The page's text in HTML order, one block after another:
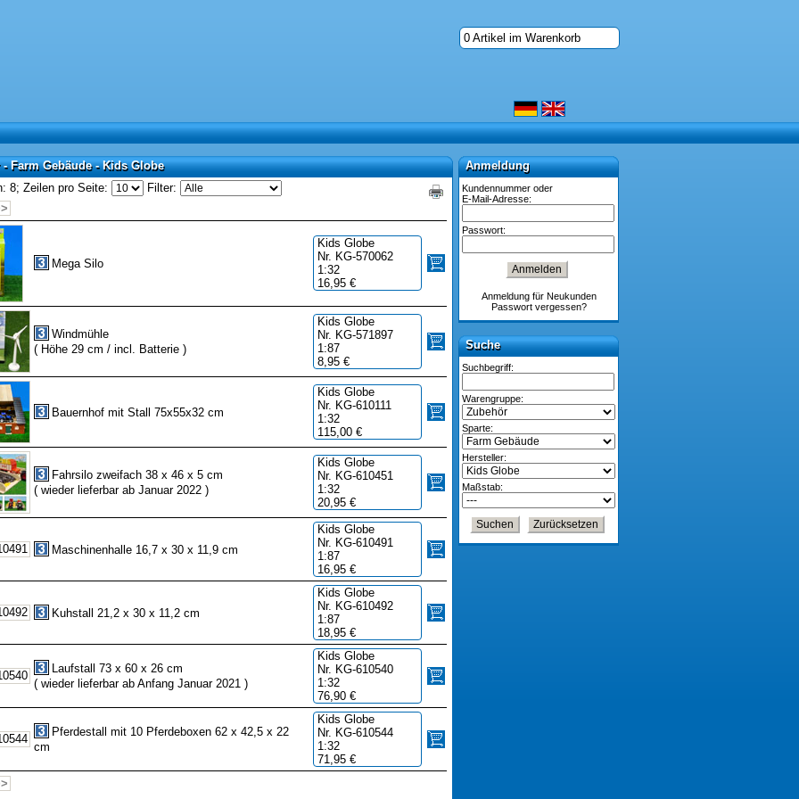
0 Artikel im Warenkorb
Anmeldung
Anmeldung
Kundennummer oder
E-Mail-Adresse:
Passwort:
Anmeldung für Neukunden
Passwort vergessen?
Suche
Suche
Suchbegriff:
Warengruppe:
Sparte:
Hersteller:
Maßstab:
- Farm Gebäude - Kids Globe
Farm Gebäude - Kids Globe
8; Zeilen pro Seite:
Filter:
Mega Silo
Kids Globe
Nr. KG-570062
1:32
16,95 €
Windmühle
( Höhe 29 cm / incl. Batterie )
Kids Globe
Nr. KG-571897
1:87
8,95 €
Bauernhof mit Stall 75x55x32 cm
Kids Globe
Nr. KG-610111
1:32
115,00 €
Fahrsilo zweifach 38 x 46 x 5 cm
( wieder lieferbar ab Januar 2022 )
Kids Globe
Nr. KG-610451
1:32
20,95 €
Maschinenhalle 16,7 x 30 x 11,9 cm
Kids Globe
Nr. KG-610491
1:87
16,95 €
Kuhstall 21,2 x 30 x 11,2 cm
Kids Globe
Nr. KG-610492
1:87
18,95 €
Laufstall 73 x 60 x 26 cm
( wieder lieferbar ab Anfang Januar 2021 )
Kids Globe
Nr. KG-610540
1:32
76,90 €
Pferdestall mit 10 Pferdeboxen 62 x 42,5 x 22
cm
Kids Globe
Nr. KG-610544
1:32
71,95 €